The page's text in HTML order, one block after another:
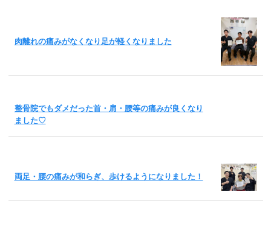
肉離れの痛みがなくなり足が軽くなりました
整骨院でもダメだった首・肩・腰等の痛みが良くなり
ました♡
両足・腰の痛みが和らぎ、歩けるようになりました！